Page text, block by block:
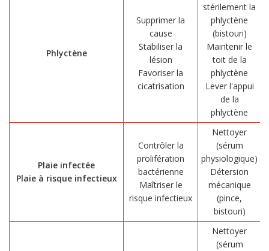
Phlyctène
Supprimer la
cause
Stabiliser la
lésion
Favoriser la
cicatrisation
stérilement la
phlyctène
(bistouri)
Maintenir le
toit de la
phlyctène
Lever l'appui
de la
phlyctène
Plaie infectée
Plaie à risque infectieux
Contrôler la
prolifération
bactérienne
Maîtriser le
risque infectieux
Nettoyer
(sérum
physiologique)
Détersion
mécanique
(pince,
bistouri)
Nettoyer
(sérum